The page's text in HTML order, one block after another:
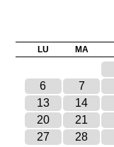
LU MA
6
7
13
14
20
21
27
28